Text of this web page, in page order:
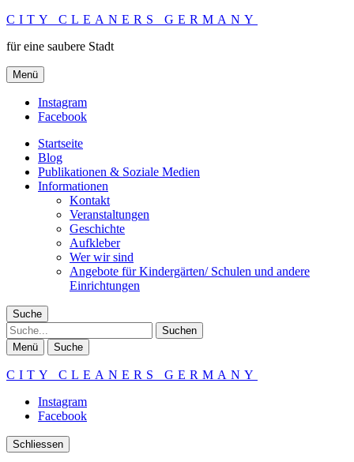
CITY CLEANERS GERMANY
für eine saubere Stadt
Menü
Instagram
Facebook
Startseite
Blog
Publikationen & Soziale Medien
Informationen
Kontakt
Veranstaltungen
Geschichte
Aufkleber
Wer wir sind
Angebote für Kindergärten/ Schulen und andere
Einrichtungen
Suche
Suche
Menü Suche
CITY CLEANERS GERMANY
Instagram
Facebook
Schliessen